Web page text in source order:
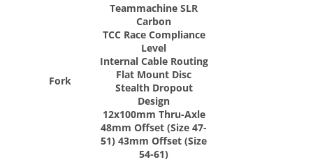
Fork
Teammachine SLR
Carbon
TCC Race Compliance
Level
Internal Cable Routing
Flat Mount Disc
Stealth Dropout
Design
12x100mm Thru-Axle
48mm Offset (Size 47-
51) 43mm Offset (Size
54-61)